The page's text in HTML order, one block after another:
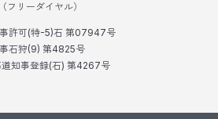
リーダイヤル）
許可(特-5)石 第07947号
石狩(9) 第4825号
知事登録(石) 第4267号